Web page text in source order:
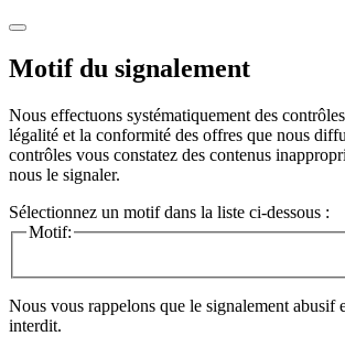
Motif du signalement
Nous effectuons systématiquement des
légalité et la conformité des offres que nous
contrôles vous constatez des contenus
nous le signaler.
Sélectionnez un motif dans la liste ci-dessous :
Motif:
Nous vous rappelons que le signalement abusif
interdit.